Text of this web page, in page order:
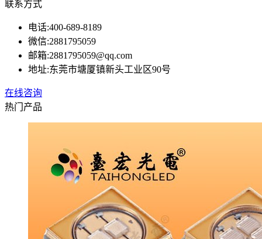
联系方式
电话:400-689-8189
微信:2881795059
邮箱:2881795059@qq.com
地址:东莞市塘厦镇新头工业区90号
在线咨询
热门产品